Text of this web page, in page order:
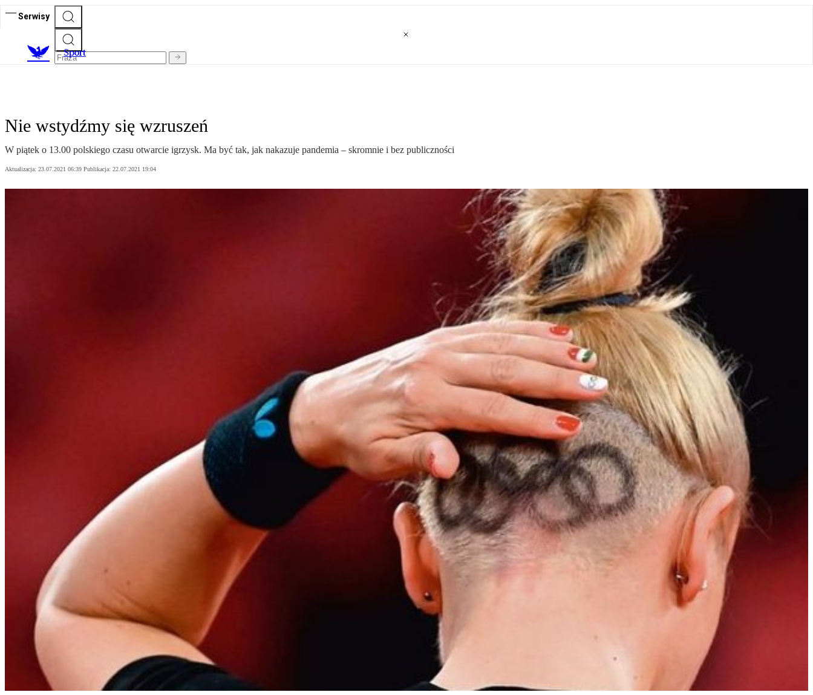
Serwisy
Sport
Nie wstydźmy się wzruszeń
W piątek o 13.00 polskiego czasu otwarcie igrzysk. Ma być tak, jak nakazuje pandemia – skromnie i bez publiczności
Aktualizacja: 23.07.2021 06:39 Publikacja: 22.07.2021 19:04